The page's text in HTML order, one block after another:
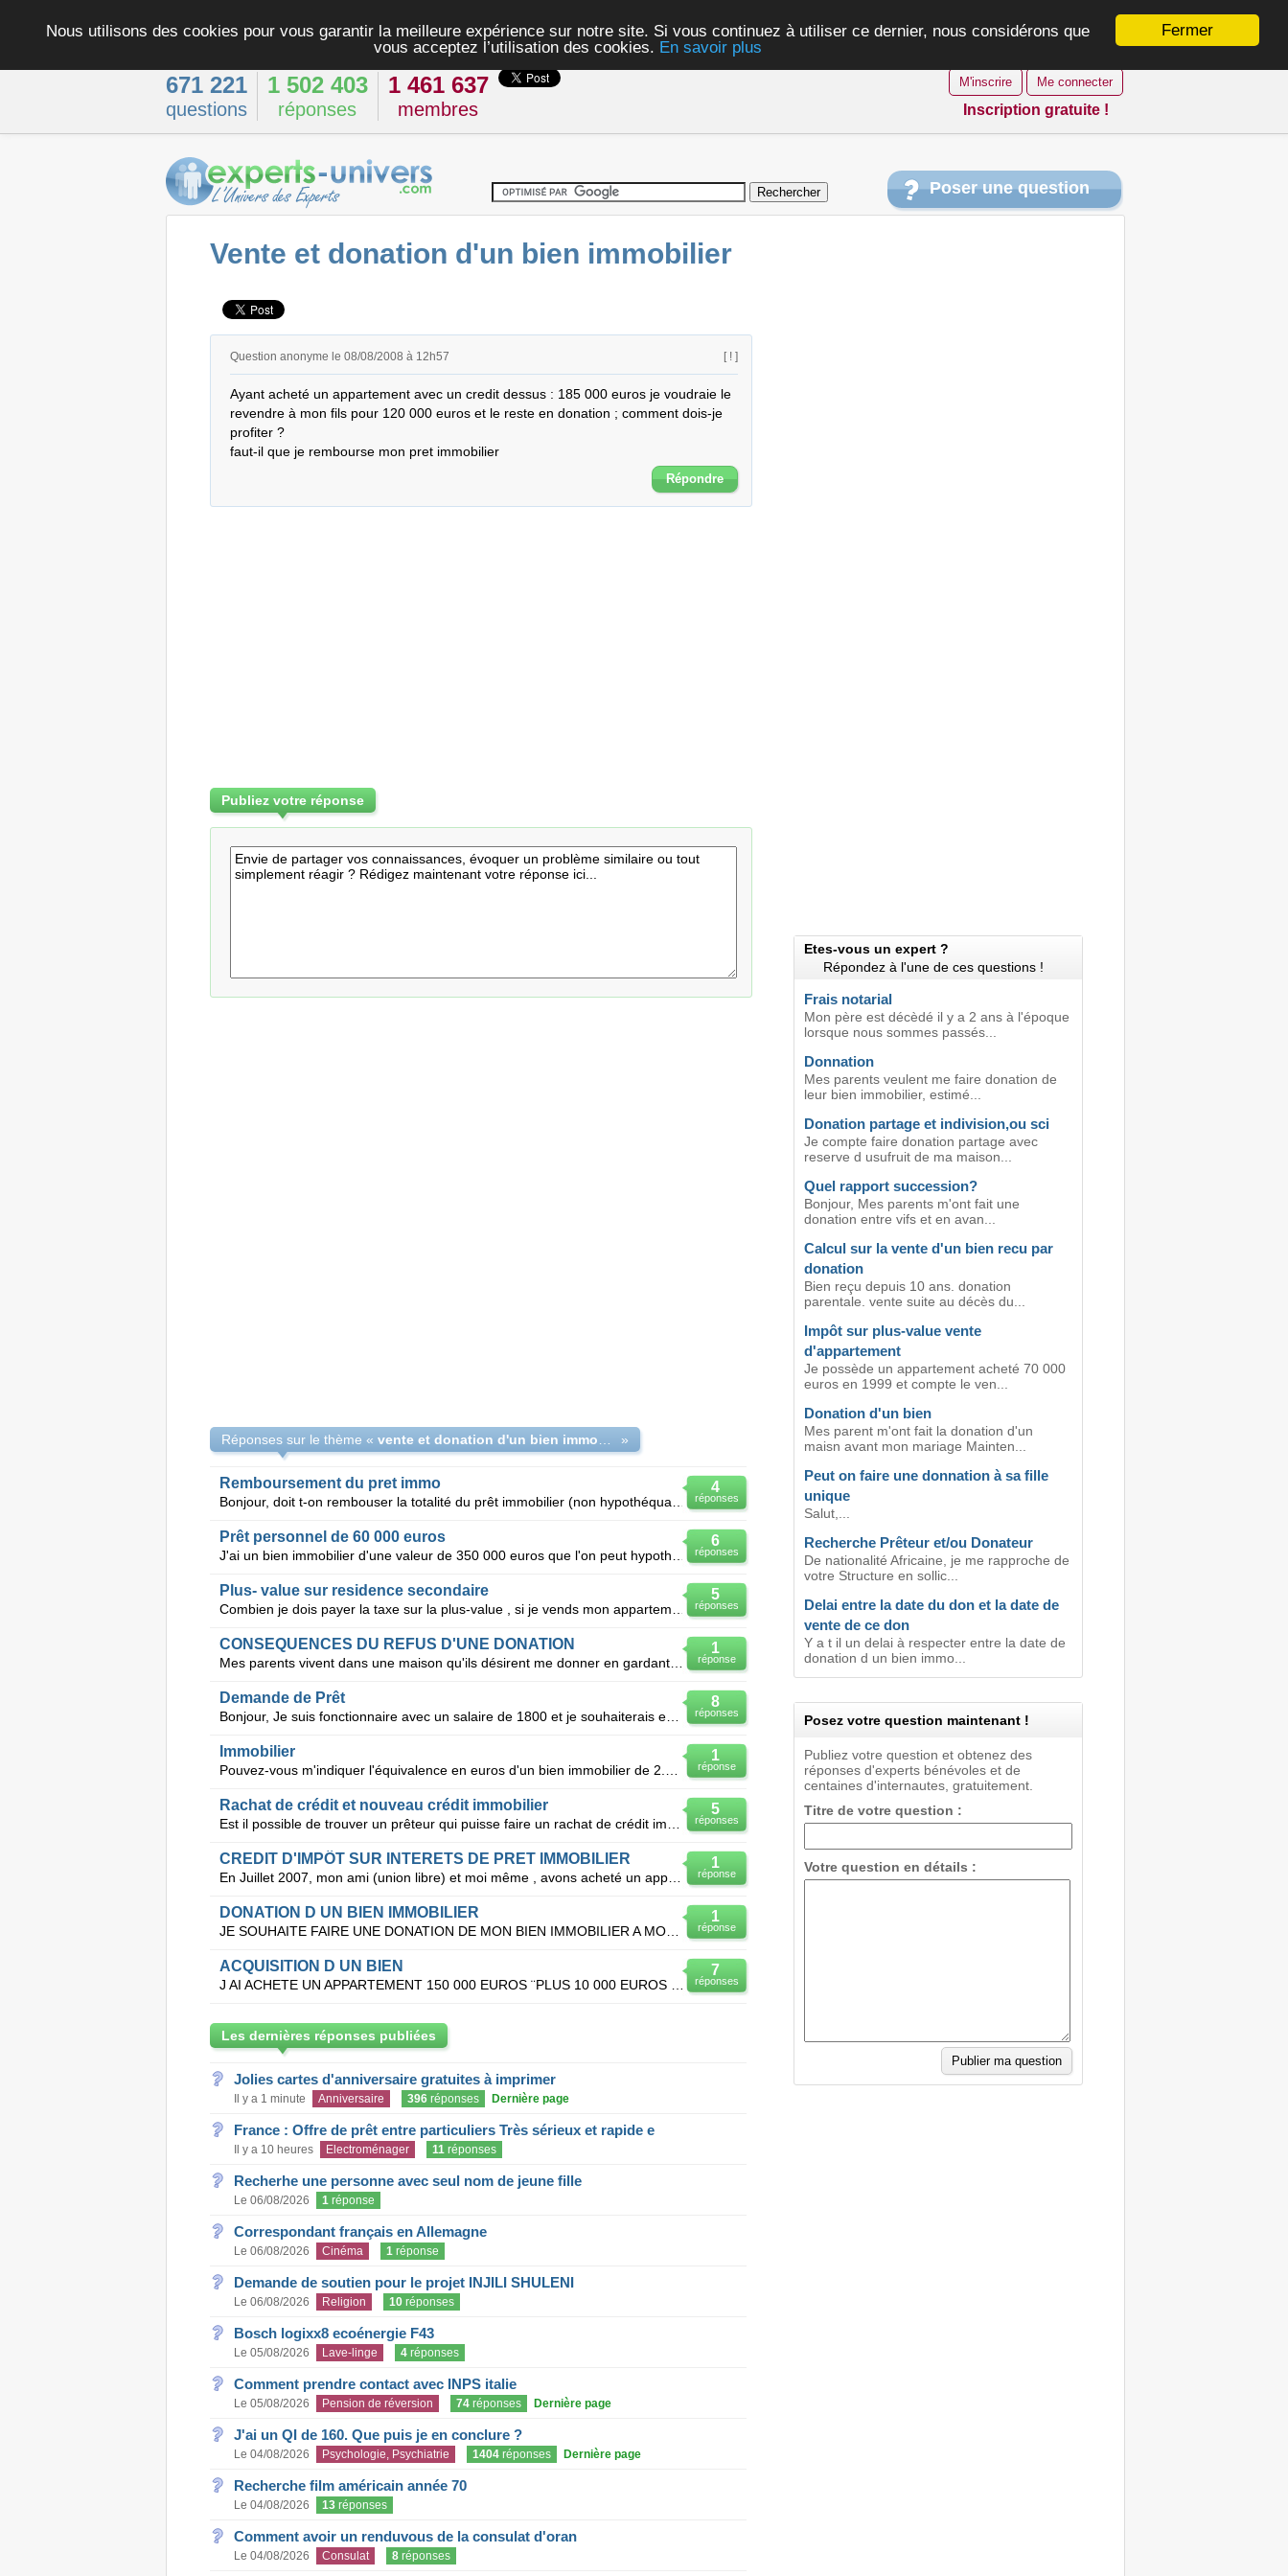
Fermer
Nous utilisons des cookies pour vous garantir la meilleure expérience sur notre site. Si vous continuez à utiliser ce dernier, nous considérons que
vous acceptez l’utilisation des cookies. En savoir plus
671 221
questions
1 502 403
réponses
1 461 637
membres
M'inscrire Me connecter
Inscription gratuite !
Poser une question
Vente et donation d'un bien immobilier
Question anonyme le 08/08/2008 à 12h57 [ ! ]
Ayant acheté un appartement avec un credit dessus : 185 000 euros je voudraie le
revendre à mon fils pour 120 000 euros et le reste en donation ; comment dois-je
profiter ?
faut-il que je rembourse mon pret immobilier
Répondre
Publiez votre réponse
Réponses sur le thème « »
4
réponses
Remboursement du pret immo
6
réponses
Prêt personnel de 60 000 euros
5
réponses
Plus- value sur residence secondaire
1
réponse
CONSEQUENCES DU REFUS D'UNE DONATION
Mes parents vivent dans une maison qu'ils désirent me donner en gardant l'usufruit d'une valeur esti
8
réponses
Demande de Prêt
Bonjour, Je suis fonctionnaire avec un salaire de 1800 et je souhaiterais emprunter 50.000 euros pou
1
réponse
Immobilier
5
réponses
Rachat de crédit et nouveau crédit immobilier
1
réponse
CREDIT D'IMPÔT SUR INTERETS DE PRET IMMOBILIER
En Juillet 2007, mon ami (union libre) et moi même , avons acheté un appartement 50/50. Le montant
1
réponse
DONATION D UN BIEN IMMOBILIER
JE SOUHAITE FAIRE UNE DONATION DE MON BIEN IMMOBILIER A MON FILS DE 18 ANS COMMENT DOIS JE PROCEDER
7
réponses
ACQUISITION D UN BIEN
Les dernières réponses publiées
Jolies cartes d'anniversaire gratuites à imprimer
Il y a 1 minute Anniversaire 396réponses Dernière page
France : Offre de prêt entre particuliers Très sérieux et rapide e
Il y a 10 heures Electroménager 11réponses
Recherhe une personne avec seul nom de jeune fille
Le 06/08/2026 1réponse
Correspondant français en Allemagne
Le 06/08/2026 Cinéma 1réponse
Demande de soutien pour le projet INJILI SHULENI
Le 06/08/2026 Religion 10réponses
Bosch logixx8 ecoénergie F43
Le 05/08/2026 Lave-linge 4réponses
Comment prendre contact avec INPS italie
Le 05/08/2026 Pension de réversion 74réponses Dernière page
J'ai un QI de 160. Que puis je en conclure ?
Le 04/08/2026 Psychologie, Psychiatrie 1404réponses Dernière page
Recherche film américain année 70
Le 04/08/2026 13réponses
Comment avoir un renduvous de la consulat d'oran
Le 04/08/2026 Consulat 8réponses
Etes-vous un expert ?
Répondez à l'une de ces questions !
Frais notarial
Mon père est décèdé il y a 2 ans à l'époque
lorsque nous sommes passés...
Donnation
Mes parents veulent me faire donation de
leur bien immobilier, estimé...
Donation partage et indivision,ou sci
Je compte faire donation partage avec
reserve d usufruit de ma maison...
Quel rapport succession?
Bonjour, Mes parents m'ont fait une
donation entre vifs et en avan...
Calcul sur la vente d'un bien recu par
donation
Bien reçu depuis 10 ans. donation
parentale. vente suite au décès du...
Impôt sur plus-value vente
d'appartement
Je possède un appartement acheté 70 000
euros en 1999 et compte le ven...
Donation d'un bien
Mes parent m'ont fait la donation d'un
maisn avant mon mariage Mainten...
Peut on faire une donnation à sa fille
unique
Salut,...
Recherche Prêteur et/ou Donateur
De nationalité Africaine, je me rapproche de
votre Structure en sollic...
Delai entre la date du don et la date de
vente de ce don
Y a t il un delai à respecter entre la date de
donation d un bien immo...
Posez votre question maintenant !
Publiez votre question et obtenez des
réponses d'experts bénévoles et de
centaines d'internautes, gratuitement.
Titre de votre question :
Votre question en détails :